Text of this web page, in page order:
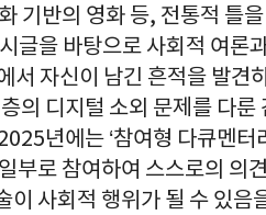
기반의 영화 등, 전통적 틀
글을 바탕으로 사회적 여론
서 자신이 남긴 흔적을 발견
의 디지털 소외 문제를 다
년에는 ‘참여형 다큐멘
부로 참여하여 스스로의 의
사회적 행위가 될 수 있음